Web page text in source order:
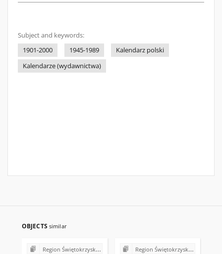
Subject and keywords:
1901-2000
1945-1989
Kalendarz polski
Kalendarze (wydawnictwa)
OBJECTS similar
Region Świętokrzyski NSZZ "Solidarność". Delegatura Starachowice Region Świętokrzyski NSZZ "Solidarność". Delegatura Starachowice